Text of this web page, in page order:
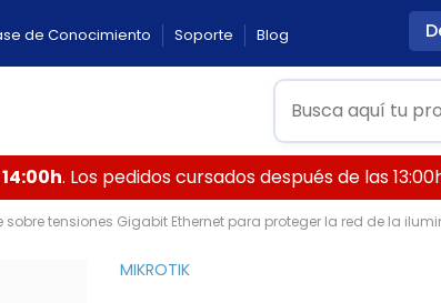
de Conocimiento Soporte Blog
. Los pedidos cursados después de las
sobre tensiones Gigabit Ethernet para proteger la red de la
MIKROTIK